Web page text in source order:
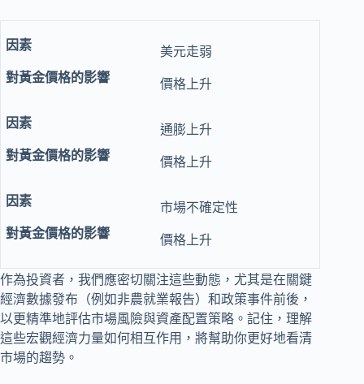
美元走弱
價格上升
通膨上升
價格上升
市場不確定性
價格上升
作為投資者，我們應密切關注這些動態，尤其是在關鍵
經濟數據發布（例如非農就業報告）和政策事件前後，
以更精準地評估市場風險與資產配置策略。記住，理解
這些宏觀經濟力量如何相互作用，將幫助你更好地看清
市場的趨勢。